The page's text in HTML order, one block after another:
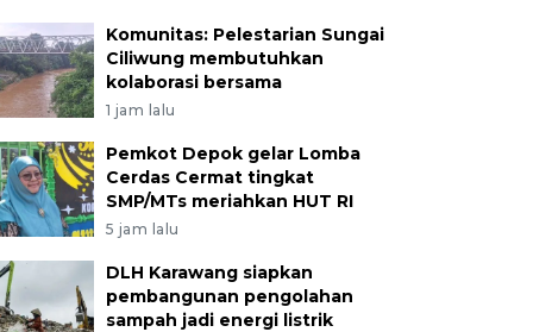
Komunitas: Pelestarian Sungai
Ciliwung membutuhkan
kolaborasi bersama
1 jam lalu
Pemkot Depok gelar Lomba
Cerdas Cermat tingkat
SMP/MTs meriahkan HUT RI
5 jam lalu
DLH Karawang siapkan
pembangunan pengolahan
sampah jadi energi listrik